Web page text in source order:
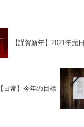
【謹賀新年】2021年元日
【日常】今年の目標